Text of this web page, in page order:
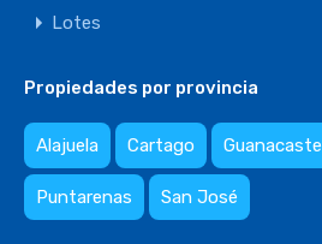
Lotes
Propiedades por provincia
Alajuela Cartago Guanacaste
Puntarenas San José